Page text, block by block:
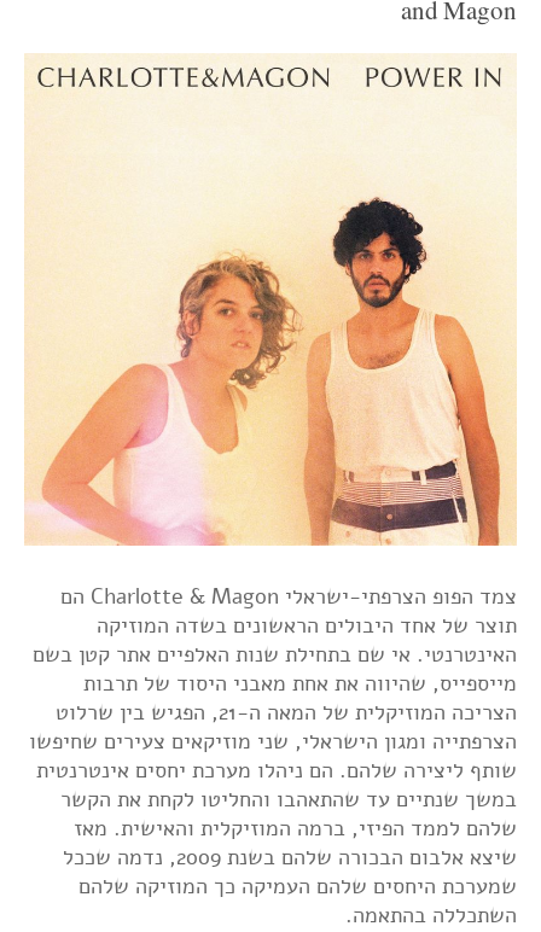
and Magon
צמד הפופ הצרפתי-ישראלי Charlotte & Magon הם
תוצר של אחד היבולים הראשונים בשדה המוזיקה
האינטרנטי. אי שם בתחילת שנות האלפיים אתר קטן בשם
מייספייס, שהיווה את אחת מאבני היסוד של תרבות
הצריכה המוזיקלית של המאה ה-21, הפגיש בין שרלוט
הצרפתייה ומגון הישראלי, שני מוזיקאים צעירים שחיפשו
שותף ליצירה שלהם. הם ניהלו מערכת יחסים אינטרנטית
במשך שנתיים עד שהתאהבו והחליטו לקחת את הקשר
שלהם לממד הפיזי, ברמה המוזיקלית והאישית. מאז
שיצא אלבום הבכורה שלהם בשנת 2009, נדמה שככל
שמערכת היחסים שלהם העמיקה כך המוזיקה שלהם
השתכללה בהתאמה.